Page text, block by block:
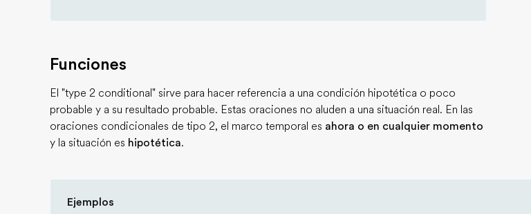
Funciones
El "type 2 conditional" sirve para hacer referencia a una condición hipotética o poco
probable y a su resultado probable. Estas oraciones no aluden a una situación real. En las
oraciones condicionales de tipo 2, el marco temporal es ahora o en cualquier momento
y la situación es hipotética.
Ejemplos